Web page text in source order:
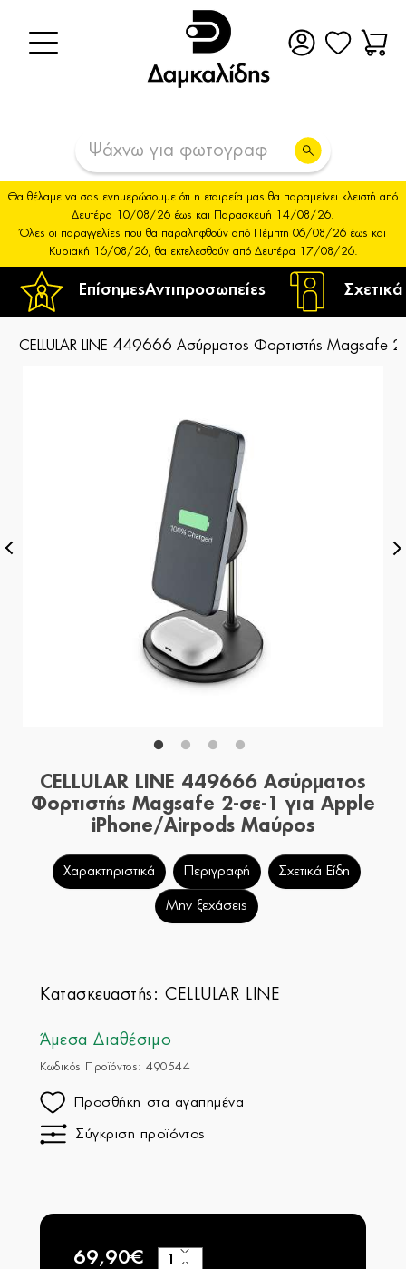
ΕπίσημεςΑντιπροσωπείες
Θα θέλαμε να σας ενημερώσουμε ότι η εταιρεία μας θα παραμείνει κλειστή από
Δευτέρα 10/08/26 έως και Παρασκευή 14/08/26.
Όλες οι παραγγελίες που θα παραληφθούν από Πέμπτη 06/08/26 έως και
Κυριακή 16/08/26, θα εκτελεσθούν από Δευτέρα 17/08/26.
CELLULAR LINE 449666 Ασύρματος Φορτιστής Magsafe
CELLULAR LINE 449666 Ασύρματος
Φορτιστής Magsafe 2-σε-1 για Apple
iPhone/Airpods Μαύρος
Χαρακτηριστικά Περιγραφή Σχετικά Είδη
Μην ξεχάσεις
Κατασκευαστής:CELLULAR LINE
Άμεσα Διαθέσιμο
Κωδικός Προϊόντος: 490544
Προσθήκη στα αγαπημένα
Σύγκριση προϊόντος
69,90€ +